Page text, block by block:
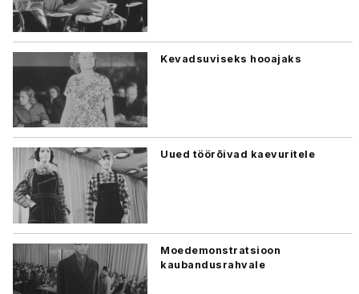
Kevadsuviseks hooajaks
Uued töörõivad kaevuritele
Moedemonstratsioon
kaubandusrahvale